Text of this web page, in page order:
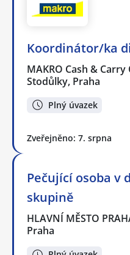
Koordinátor/ka
MAKRO Cash & Carry
Stodůlky, Praha
Plný úvazek
Zveřejněno: 7. srpna
Pečující osoba v
skupině
HLAVNÍ MĚSTO
Praha